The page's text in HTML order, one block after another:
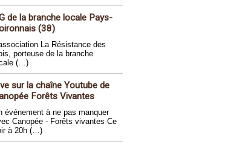
de la branche locale Pays-
(38)
La Résistance des
porteuse de la branche
(…)
sur la chaîne Youtube de
Forêts Vivantes
événement à ne pas manquer
Canopée - Forêts vivantes Ce
à 20h (…)